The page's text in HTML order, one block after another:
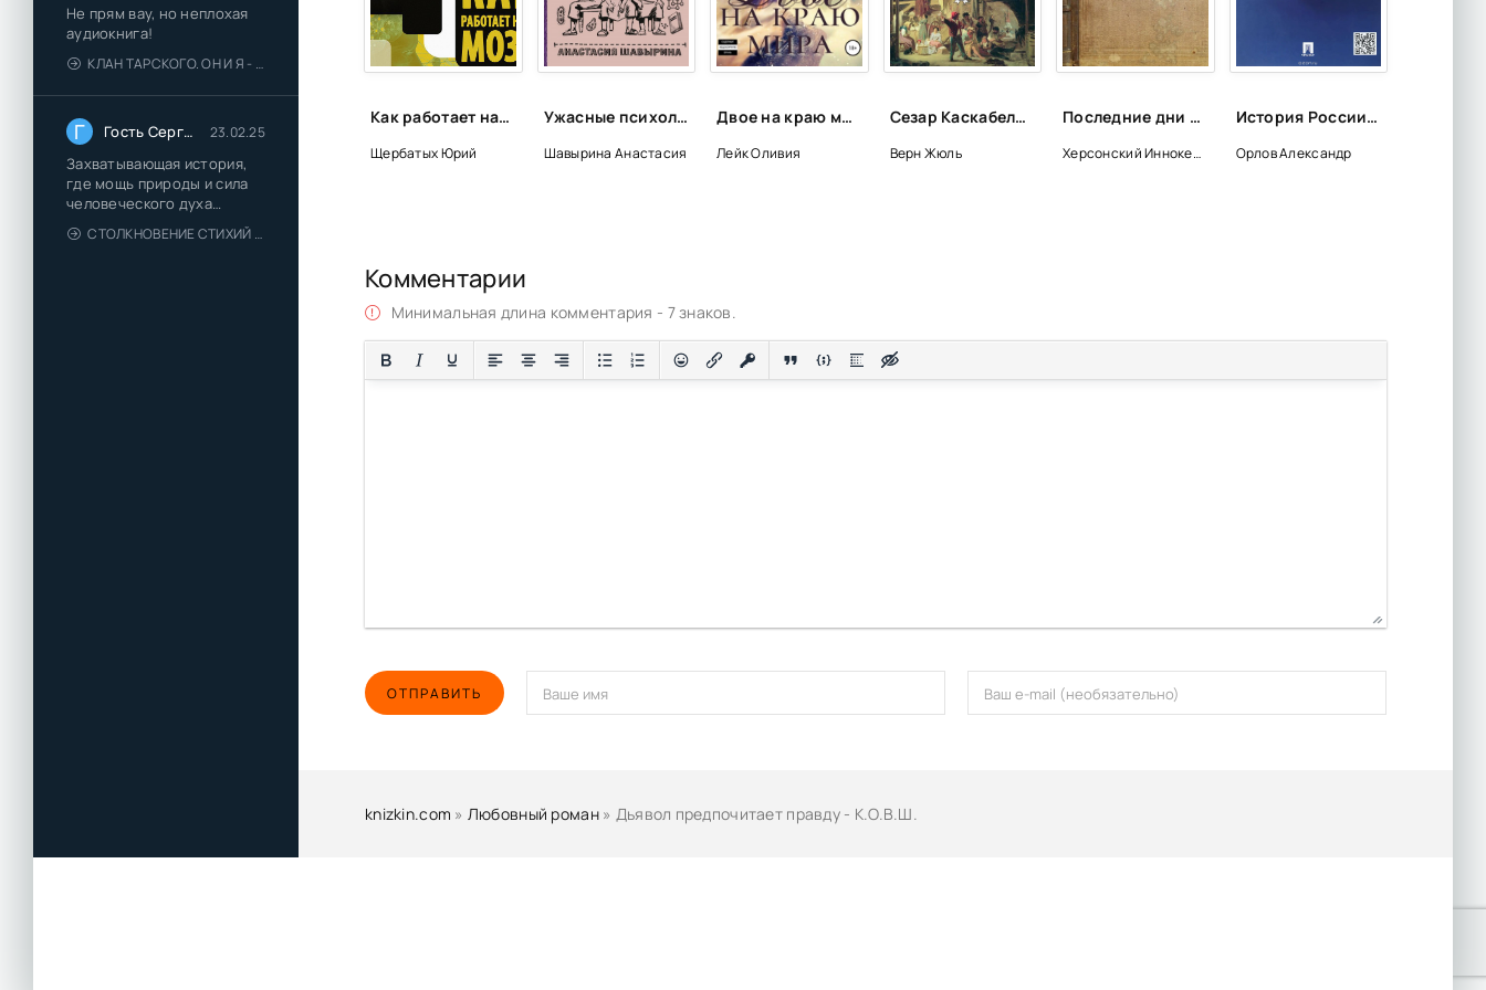
Не прям вау, но неплохая
аудиокнига!
КЛАН ТАРСКОГО. ОН И Я - ЕЛЕНА ТОДОРОВА (1)
Г Гость Сергей 23.02.25
Захватывающая история,
где мощь природы и сила
человеческого духа
сплетаются в напряжённый
и
СТОЛКНОВЕНИЕ СТИХИЙ - ВАЛЕРИЙ ГУМИНСКИЙ
Глава 30. Найди свою гавань
Эпилог. Примерно год спустя
Как работает наш мозг - Юрий Щербатых
Щербатых Юрий
Ужасные психологические эксперименты: реальные факты из истории - Анастасия Шавырина
Шавырина Анастасия
Двое на краю мира - Оливия Лейк
Лейк Оливия
Сезар Каскабель - Жюль Верн
Верн Жюль
Последние дни земной жизни Господа нашего Иисуса Христа - Иннокентий Херсонский
Херсонский Иннокентий
История России. Учебник - Александр Орлов, Владимир Георгиев, Наталья Георгиева
Орлов Александр
Комментарии
Минимальная длина комментария - 7 знаков.
ОТПРАВИТЬ
knizkin.com » Любовный роман» Дьявол предпочитает правду - К.О.В.Ш.